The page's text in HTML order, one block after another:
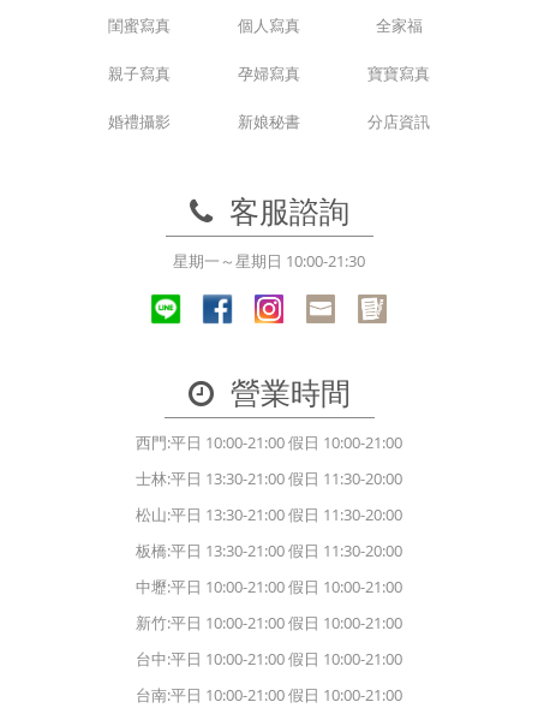
閨蜜寫真 個人寫真 全家福
親子寫真 孕婦寫真 寶寶寫真
婚禮攝影 新娘秘書 分店資訊
客服諮詢
星期一～星期日 10:00-21:30
營業時間
西門:平日 10:00-21:00 假日 10:00-21:00
士林:平日 13:30-21:00 假日 11:30-20:00
松山:平日 13:30-21:00 假日 11:30-20:00
板橋:平日 13:30-21:00 假日 11:30-20:00
中壢:平日 10:00-21:00 假日 10:00-21:00
新竹:平日 10:00-21:00 假日 10:00-21:00
台中:平日 10:00-21:00 假日 10:00-21:00
台南:平日 10:00-21:00 假日 10:00-21:00